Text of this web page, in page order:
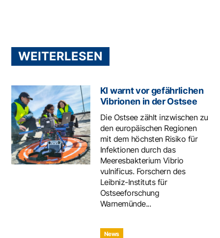
WEITERLESEN
KI warnt vor gefährlichen
Vibrionen in der Ostsee
Die Ostsee zählt inzwischen zu
den europäischen Regionen
mit dem höchsten Risiko für
Infektionen durch das
Meeresbakterium Vibrio
vulnificus. Forschern des
Leibniz-Instituts für
Ostseeforschung
Warnemünde...
News